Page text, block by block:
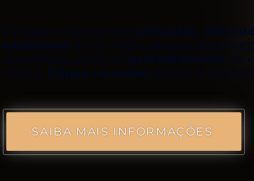
Descubra mais sobre consultas,
exclusivos do Dr. Pablo Melo e
detalhadas sobre os procedimentos da
clínica. Clique no botão abaixo e saiba
SAIBA MAIS INFORMAÇÕES